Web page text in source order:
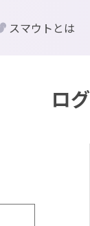
ロ
スマウトとは